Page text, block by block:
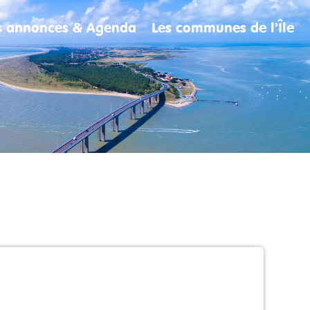
annonces & Agenda Les communes de l’Île